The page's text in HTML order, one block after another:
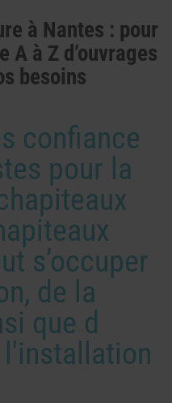
à Nantes : pour
A à Z d’ouvrages
besoins
confiance
pour la
s’occuper
de la
que d